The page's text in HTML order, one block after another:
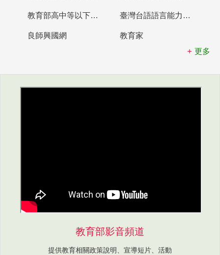
教育部高中等以下學校及幼兒園教師資格檢定考試 臺灣台語語言能力認證網站
良師興國網
教育家
更多
教育部影音頻道
提供教育相關政策說明、宣導短片、活動